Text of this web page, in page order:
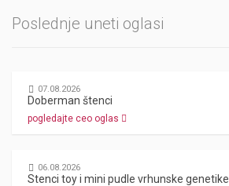
Poslednje uneti oglasi
07.08.2026
Doberman štenci
pogledajte ceo oglas
06.08.2026
Stenci toy i mini pudle vrhunske genetike